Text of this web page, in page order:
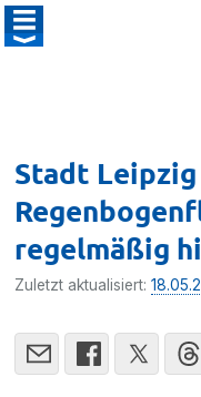
Stadt
regelmäßig
Zuletzt aktualisiert: